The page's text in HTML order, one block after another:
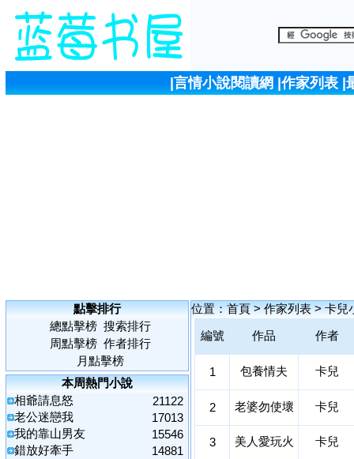
言情小說閱讀網 |作家列表|
點擊排行
總點擊榜 搜索排行
周點擊榜 作者排行
月點擊榜
本周熱門小說
相爺請息怒
21122
老公迷戀我
17013
我的靠山男友
15546
錯放好牽手
14881
位置：首頁>作家列表>卡兒
編號
作品 作者
1 包養情夫 卡兒
2 老婆勿使壞 卡兒
3 美人愛玩火 卡兒